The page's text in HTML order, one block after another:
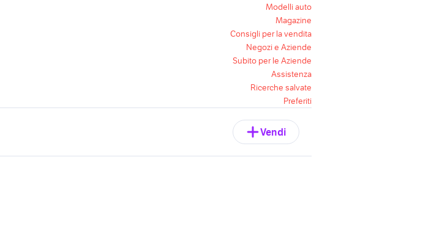
Modelli auto
Magazine
Consigli per la vendita
Negozi e Aziende
Subito per le Aziende
Assistenza
Ricerche salvate
Preferiti
Vendi